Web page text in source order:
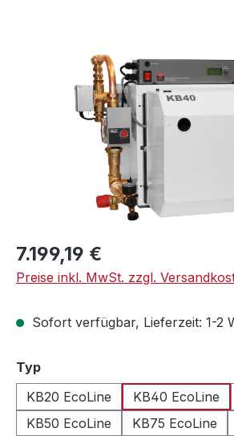
Bildergalerie überspringen
Regulärer Preis:
7.199,19 €
Preise inkl. MwSt. zzgl.
Sofort verfügbar, Lieferzeit: 1-2
Typauswählen
KB20 EcoLine
KB40 EcoLine
KB50 EcoLine
KB75 EcoLine